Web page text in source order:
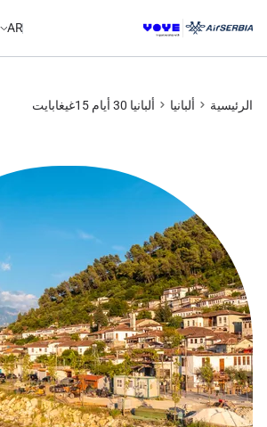
AR
الرئيسية ألبانيا ألبانيا 30 أيام 15غيغابايت